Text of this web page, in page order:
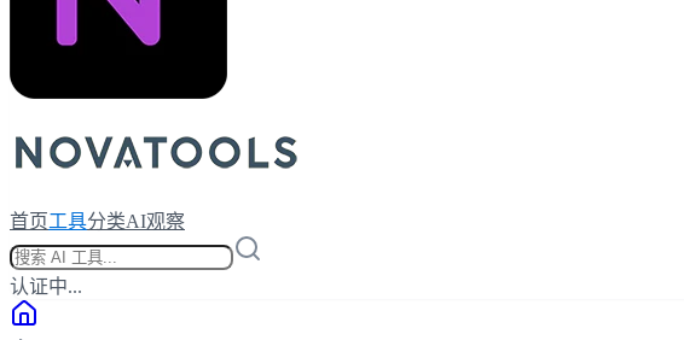
首页工具分类AI观察
认证中...